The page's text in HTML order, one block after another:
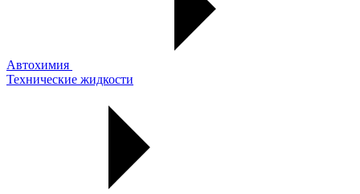
Автохимия
Технические жидкости